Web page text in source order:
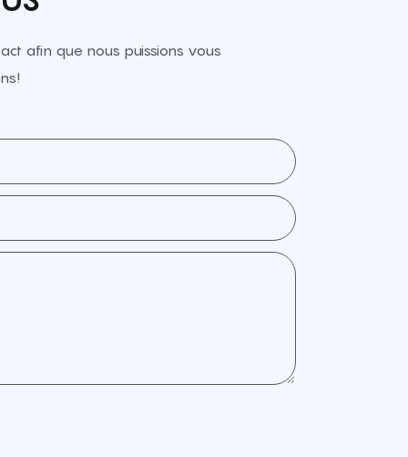
afin que nous puissions vous